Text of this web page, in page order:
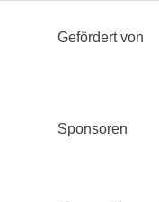
Gefördert von
Sponsoren